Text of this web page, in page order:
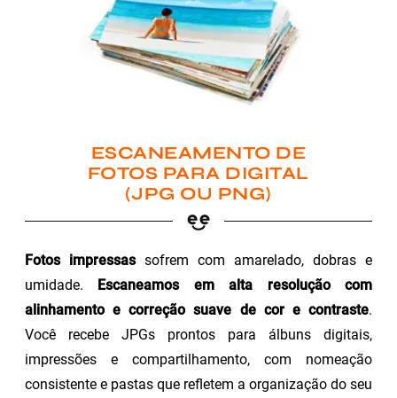
ESCANEAMENTO DE
FOTOS PARA DIGITAL
(JPG OU PNG)
Fotos impressassofrem com amarelado, dobras e
umidade. Escaneamos em alta resolução com
alinhamento e correção suave de cor e contraste.
Você recebe JPGs prontos para álbuns digitais,
impressões e compartilhamento, com nomeação
consistente e pastas que refletem a organização do seu